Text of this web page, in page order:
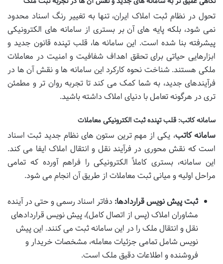
تحول در نظام ثبت املاک ایران، تنها به تغییر رنگ اسناد محدود
نمی شود، بلکه پایه های آن بر بستری از سامانه های الکترونیکی
پیشرفته بنا شده است. این سامانه ها، قلب تپنده قانون جدید و
ابزارهایی حیاتی برای تحقق اهداف شفافیت و امنیت در معاملات
ملکی هستند. شناخت نحوه کارکرد این سامانه ها و نقش آن ها در
فرآیندهای جدید، به شما کمک می کند تا تجربه روان تر و مطمئن
تری در هرگونه تعامل با دنیای املاک داشته باشید.
سامانه کاتب: قلب تپنده ثبت الکترونیکی معاملات
سامانه کاتب، یکی از مهم ترین ستون های نظام جدید ثبت اسناد
است که نقش محوری در فرآیند نقل و انتقال املاک ایفا می کند.
این سامانه، بستری کاملاً الکترونیکی را فراهم آورده که تمامی
مراحل اولیه و میانی ثبت معاملات از طریق آن انجام می شود.
ثبت پیش نویس قراردادها: دفاتر اسناد رسمی و حتی در آینده
مشاوران املاک (پس از اتصال کامل)، پیش نویس قراردادهای
نقل و انتقال ملک را در این سامانه ثبت می کنند. این پیش
نویس شامل تمامی جزئیات معامله، مشخصات خریدار و
فروشنده و اطلاعات دقیق ملک است.